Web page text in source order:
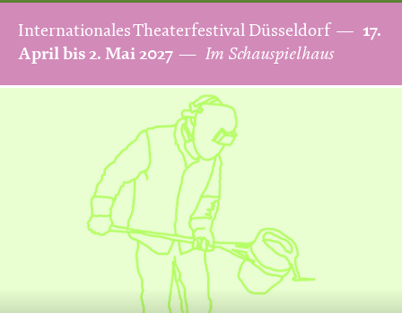
Internationales Theaterfestival Düsseldorf
17.
April bis 2. Mai 2027
Im Schauspielhaus